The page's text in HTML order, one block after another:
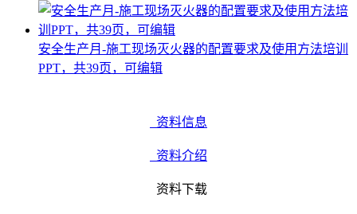
安全生产月-施工现场灭火器的配置要求及使用方法培训
PPT，共39页，可编辑
资料信息
资料介绍
资料下载